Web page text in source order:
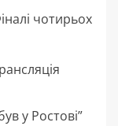
чотирьох
у Ростові”